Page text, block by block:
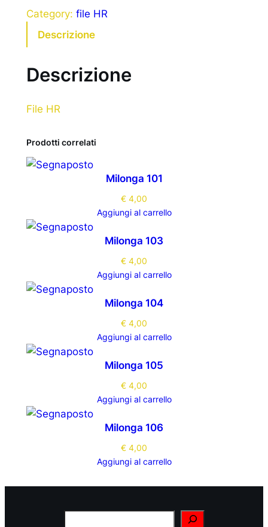
Category: file HR
Descrizione
Descrizione
File HR
Prodotti correlati
Milonga 101
€ 4,00
Aggiungi al carrello
Milonga 103
€ 4,00
Aggiungi al carrello
Milonga 104
€ 4,00
Aggiungi al carrello
Milonga 105
€ 4,00
Aggiungi al carrello
Milonga 106
€ 4,00
Aggiungi al carrello